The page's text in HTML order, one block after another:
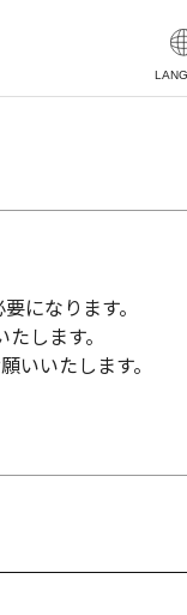
になります。
します。
いいたします。